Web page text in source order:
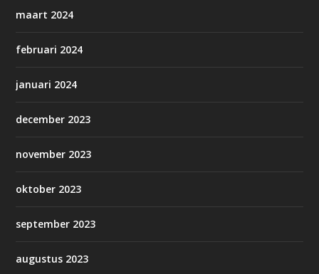
maart 2024
februari 2024
januari 2024
december 2023
november 2023
oktober 2023
september 2023
augustus 2023